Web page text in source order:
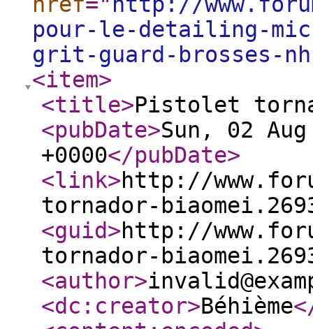
pour-le-detailing-
grit-guard-brosses-
<item>
<title>Pistolet
<pubDate>Sun, 02
+0000</pubDate>
<link>http://
tornador-
<guid>http://
tornador-
<author>
<dc:creator>Béhième